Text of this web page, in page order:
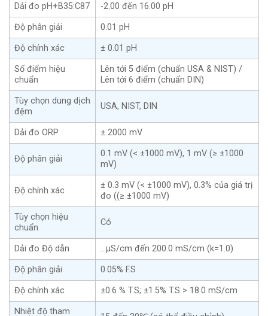
Dải đo pH+B35:C87 -2.00 đến 16.00 pH
Độ phân giải 0.01 pH
Độ chính xác ± 0.01 pH
Số điểm hiệu
chuẩn
Lên tới 5 điểm (chuẩn USA & NIST) /
Lên tới 6 điểm (chuẩn DIN)
Tùy chọn dung dịch
đệm
USA, NIST, DIN
Dải đo ORP ± 2000 mV
Độ phân giải
0.1 mV (< ±1000 mV), 1 mV (≥ ±1000
mV)
Độ chính xác
± 0.3 mV (< ±1000 mV), 0.3% của giá trị
đo ((≥ ±1000 mV)
Tùy chọn hiệu
chuẩn
Có
Dải đo Độ dẫn …μS/cm đến 200.0 mS/cm (k=1.0)
Độ phân giải 0.05% F.S
Độ chính xác ±0.6 % T.S; ±1.5% T.S > 18.0 mS/cm
Nhiệt độ tham